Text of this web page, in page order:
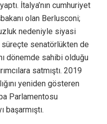
İtalya’nın cumhuriyet
olan Berlusconi;
nedeniyle siyasi
süreçte senatörlükten de
dönemde sahibi olduğu
satmıştı. 2019
yeniden gösteren
Parlamentosu